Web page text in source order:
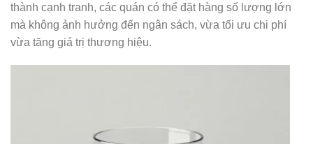
thành cạnh tranh, các quán có thể đặt hàng số lượng lớn
mà không ảnh hưởng đến ngân sách, vừa tối ưu chi phí
vừa tăng giá trị thương hiệu.